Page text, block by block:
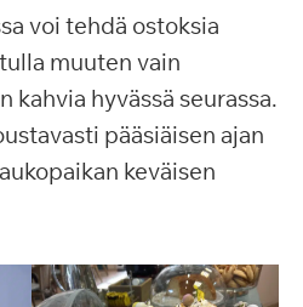
voi tehdä ostoksia
muuten vain
kahvia hyvässä seurassa.
pääsiäisen ajan
keväisen